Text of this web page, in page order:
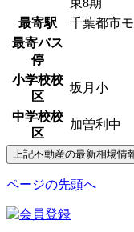
最寄駅
千葉都市
最寄バス
停
小学校校
区
坂月小
中学校校
区
加曽利中
ページの先頭へ